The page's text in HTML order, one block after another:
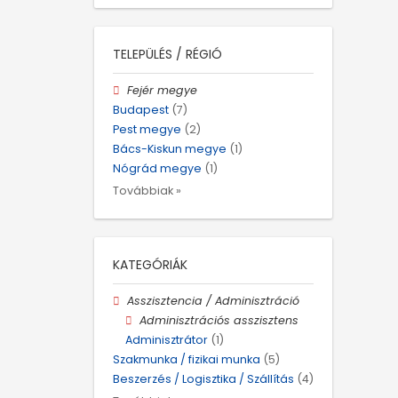
TELEPÜLÉS / RÉGIÓ
Fejér megye
Budapest (7)
Pest megye (2)
Bács-Kiskun megye (1)
Nógrád megye (1)
Továbbiak »
KATEGÓRIÁK
Asszisztencia / Adminisztráció
Adminisztrációs asszisztens
Adminisztrátor (1)
Szakmunka / fizikai munka (5)
Beszerzés / Logisztika / Szállítás (4)